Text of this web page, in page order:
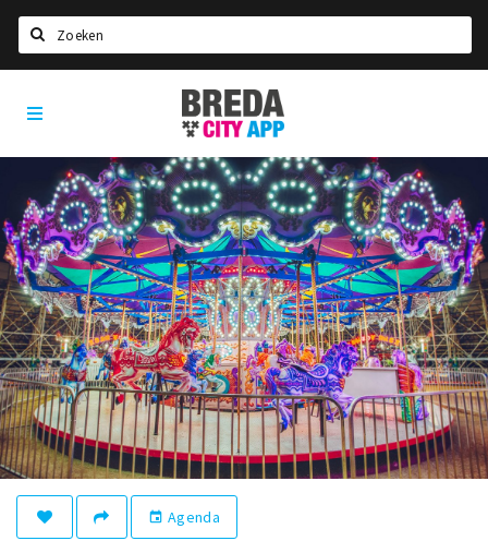
Home
Agenda
Deals
Party pics
Nieuws, interviews & blogs
Eten
Drinken
Slapen
Recreatief
Winkels
Winkelgebieden
Breda
City
App
event Agenda